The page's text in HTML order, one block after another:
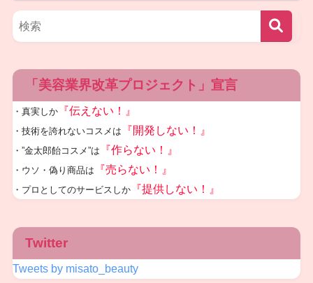
「美容業界改革プロジェクト」宣言
・真実しか『伝えない！』
・技術を誇れないコスメは 『開発しない！』
・”金太郎飴コスメ”は 『作らない！』
・ウソ・偽り商品は 『売らない！』
・プロとしてのサービスしか『提供しない！』
Twitter
Tweets by misato_beauty